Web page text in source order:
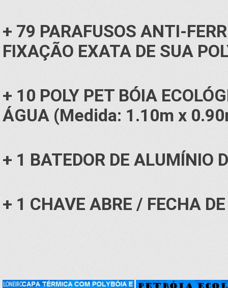
+ 79 PARAFUSOS ANTI-
FIXAÇÃO EXATA DE SUA
+ 10 POLY PET BÓIA
ÁGUA (Medida: 1.10m x
+ 1 BATEDOR DE ALUMÍNIO
+ 1 CHAVE ABRE / FECHA